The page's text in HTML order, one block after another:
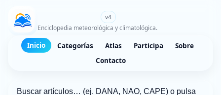
v4
Enciclopedia meteorológica y climatológica.
Inicio Categorías Atlas Participa
Sobre
Contacto